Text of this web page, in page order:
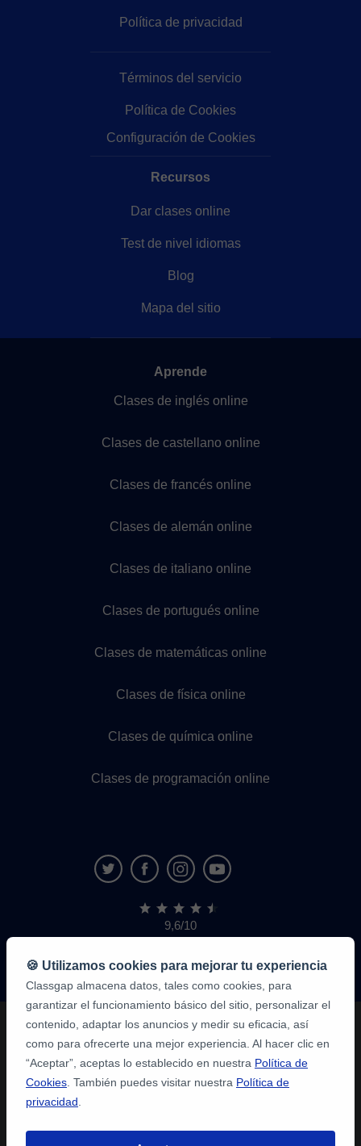
Política de privacidad
Términos del servicio
Política de Cookies
Configuración de Cookies
Recursos
Dar clases online
Test de nivel idiomas
Blog
Mapa del sitio
Aprende
Clases de inglés online
Clases de castellano online
Clases de francés online
Clases de alemán online
Clases de italiano online
Clases de portugués online
Clases de matemáticas online
Clases de física online
Clases de química online
Clases de programación online
9,6/10
1.339.284
de
alumnos
🍪 Utilizamos cookies para mejorar tu experiencia
Classgap almacena datos, tales como cookies, para
garantizar el funcionamiento básico del sitio, personalizar el
contenido, adaptar los anuncios y medir su eficacia, así
como para ofrecerte una mejor experiencia. Al hacer clic en
“Aceptar”, aceptas lo establecido en nuestra Política de
Cookies . También puedes visitar nuestra Política de
privacidad